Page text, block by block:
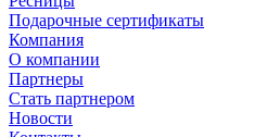
Подарочные сертификаты
Компания
О компании
Партнеры
Стать партнером
Новости